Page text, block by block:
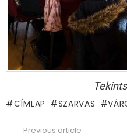
CÍMLAP SZARVAS
Previous article